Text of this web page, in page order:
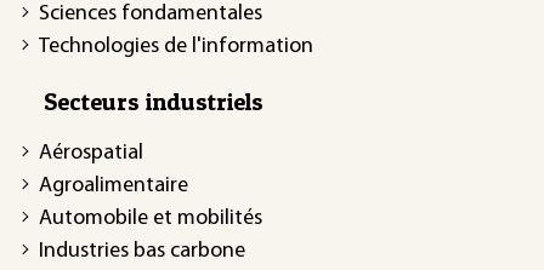
Sciences fondamentales
Technologies de l'information
Secteurs industriels
Aérospatial
Agroalimentaire
Automobile et mobilités
Industries bas carbone